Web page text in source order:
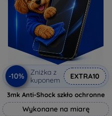
-10%
Zniżka z
kuponem
EXTRA10
3mk Anti-Shock szkło ochronne
Wykonane na miarę